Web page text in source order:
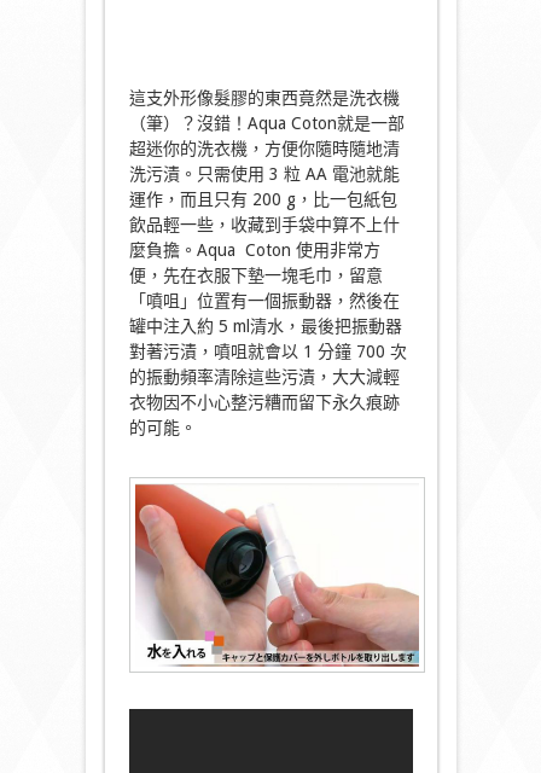
這支外形像髮膠的東西竟然是洗衣機
（筆）？沒錯！Aqua Coton就是一部
超迷你的洗衣機，方便你隨時隨地清
洗污漬。只需使用 3 粒 AA 電池就能
運作，而且只有 200 g，比一包紙包
飲品輕一些，收藏到手袋中算不上什
麼負擔。Aqua Coton 使用非常方
便，先在衣服下墊一塊毛巾，留意
「噴咀」位置有一個振動器，然後在
罐中注入約 5 ml清水，最後把振動器
對著污漬，噴咀就會以 1 分鐘 700 次
的振動頻率清除這些污漬，大大減輕
衣物因不小心整污糟而留下永久痕跡
的可能。